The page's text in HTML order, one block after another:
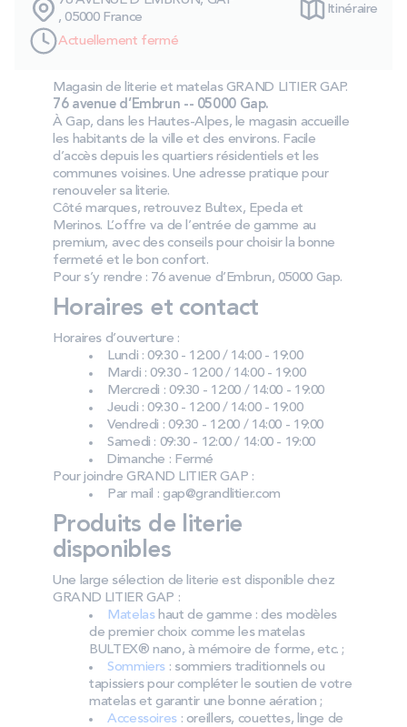
PROMOS
Nos engagements
Storelocator
ContactMon compte
, 05000 France
Itinéraire
Actuellement fermé
Magasin de literie et matelas GRAND LITIER GAP.
76 avenue d’Embrun -- 05000 Gap.
À Gap, dans les Hautes‑Alpes, le magasin accueille
les habitants de la ville et des environs. Facile
d’accès depuis les quartiers résidentiels et les
communes voisines. Une adresse pratique pour
renouveler sa literie.
Côté marques, retrouvez Bultex, Epeda et
Merinos. L’offre va de l’entrée de gamme au
premium, avec des conseils pour choisir la bonne
fermeté et le bon confort.
Pour s’y rendre : 76 avenue d’Embrun, 05000 Gap.
Horaires et contact
Horaires d’ouverture :
Lundi : 09:30 - 12:00 / 14:00 - 19:00
Mardi : 09:30 - 12:00 / 14:00 - 19:00
Mercredi : 09:30 - 12:00 / 14:00 - 19:00
Jeudi : 09:30 - 12:00 / 14:00 - 19:00
Vendredi : 09:30 - 12:00 / 14:00 - 19:00
Samedi : 09:30 - 12:00 / 14:00 - 19:00
Dimanche : Fermé
Pour joindre GRAND LITIER GAP :
Par mail : gap@grandlitier.com
Produits de literie
disponibles
Une large sélection de literie est disponible chez
GRAND LITIER GAP :
Matelashaut de gamme : des modèles
de premier choix comme les matelas
BULTEX® nano, à mémoire de forme, etc. ;
Sommiers : sommiers traditionnels ou
tapissiers pour compléter le soutien de votre
matelas et garantir une bonne aération ;
Accessoires: oreillers, couettes, linge de